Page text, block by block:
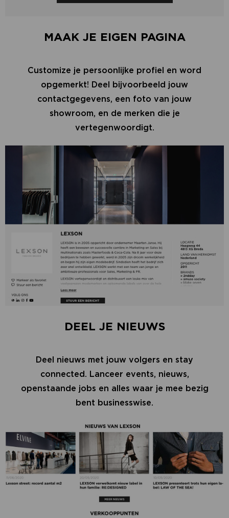
MAAK JE EIGEN PAGINA
Customize je persoonlijke profiel en word
opgemerkt! Deel bijvoorbeeld jouw
contactgegevens, een foto van jouw
showroom, en de merken die je
vertegenwoordigt.
DEEL JE NIEUWS
Deel nieuws met jouw volgers en stay
connected. Lanceer events, nieuws,
openstaande jobs en alles waar je mee bezig
bent businesswise.